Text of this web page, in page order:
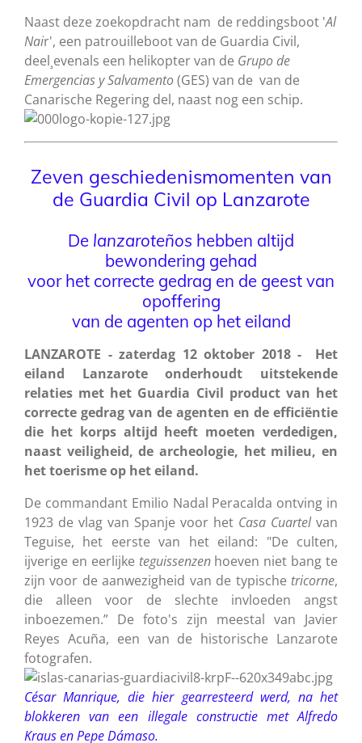
Naast deze zoekopdracht nam de reddingsboot 'Al
Nair', een patrouilleboot van de Guardia Civil,
deel¸evenals een helikopter van de Grupo de
Emergencias y Salvamento(GES) van de van de
Canarische Regering del, naast nog een schip.
Zeven geschiedenismomenten van
de Guardia Civil op Lanzarote
De lanzaroteños hebben altijd
bewondering gehad
voor het correcte gedrag en de geest van
opoffering
van de agenten op het eiland
LANZAROTE - zaterdag 12 oktober 2018 - Het
eiland Lanzarote onderhoudt uitstekende
relaties met het Guardia Civil product van het
correcte gedrag van de agenten en de efficiëntie
die het korps altijd heeft moeten verdedigen,
naast veiligheid, de archeologie, het milieu, en
het toerisme op het eiland.
De commandant Emilio Nadal Peracalda ontving in
1923 de vlag van Spanje voor het Casa Cuartelvan
Teguise, het eerste van het eiland: "De culten,
ijverige en eerlijke teguissenzenhoeven niet bang te
zijn voor de aanwezigheid van de typische tricorne,
die alleen voor de slechte invloeden angst
inboezemen.” De foto's zijn meestal van Javier
Reyes Acuña, een van de historische Lanzarote
fotografen.
César Manrique, die hier gearresteerd werd, na het
blokkeren van een illegale constructie met Alfredo
Kraus en Pepe Dámaso.